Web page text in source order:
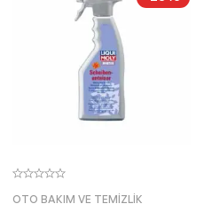
OTO BAKIM VE TEMIZLIK